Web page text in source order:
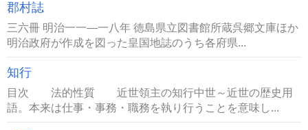
郡村誌
三六冊 明治一一―一八年 徳島県立図書館所蔵呉郷文庫ほか
明治政府が作成を図った皇国地誌のうち各府県...
知行
目次 法的性質 近世領主の知行中世～近世の歴史用
語。本来は仕事・事務・職務を執り行うことを意味し...